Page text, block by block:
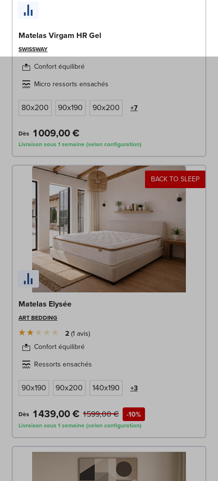
Matelas Virgam HR Gel
SWISSWAY
Confort équilibré
Micro ressorts ensachés
80x200 90x190 90x200 +7
Dès 1 009,00 €
Livraison sous 1 semaine (selon configuration)
BACK TO SLEEP
Matelas Elysée
ART BEDDING
2 1 avis
Confort équilibré
Ressorts ensachés
90x190 90x200 140x190 +3
Dès 1 439,00 € -10%
1 599,00 €
Livraison sous 1 semaine (selon configuration)